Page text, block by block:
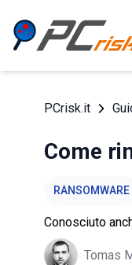
PCrisk.it
Come
RANSOMWARE
Conosciuto
Tomas